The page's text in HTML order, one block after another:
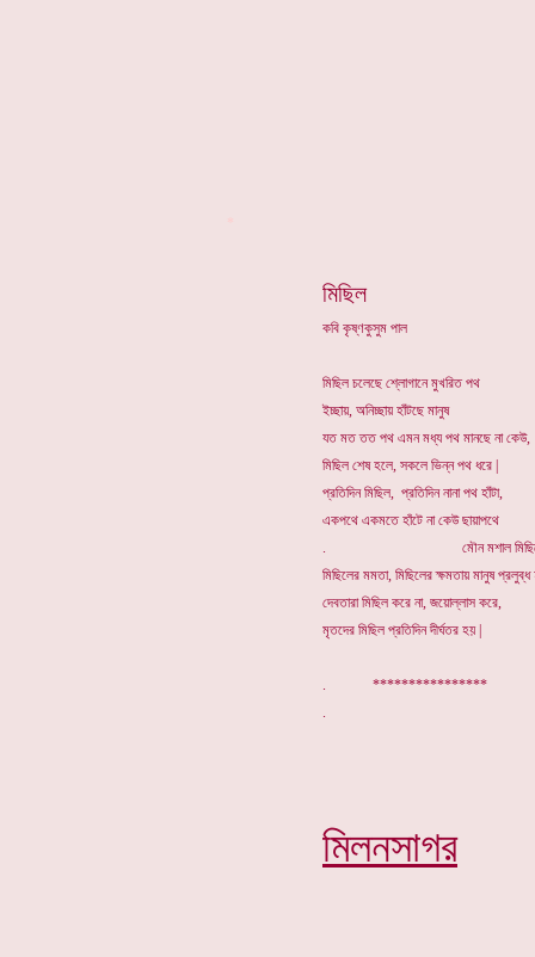
মিছিল
কবি কৃষ্ণকুসুম পাল
মিছিল চলেছে শ্লোগানে মুখরিত পথ
ইচ্ছায়, অনিচ্ছায় হাঁটছে মানুষ
যত মত তত পথ এমন মধ্য পথ মানছে না কেউ,
মিছিল শেষ হলে, সকলে ভিন্ন পথ ধরে |
প্রতিদিন মিছিল, প্রতিদিন নানা পথ হাঁটা,
একপথে একমতে হাঁটে না কেউ ছায়াপথে
. মৌন মশাল
মিছিলের মমতা, মিছিলের ক্ষমতায় মানুষ প্রলুব্ধ
দেবতারা মিছিল করে না, জয়োল্লাস করে,
মৃতদের মিছিল প্রতিদিন দীর্ঘতর হয় |
. ****************
মিলনসাগর